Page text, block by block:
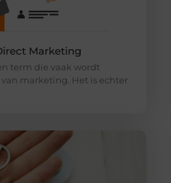
Marketing
term die vaak wordt
marketing. Het is echter